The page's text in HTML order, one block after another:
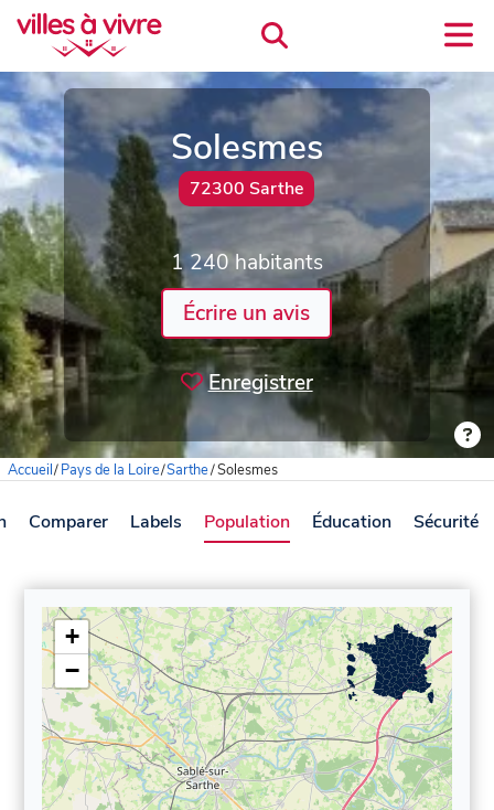
Solesmes
72300 Sarthe
1 240 habitants
Écrire un avis
Enregistrer
Accueil/Pays de la Loire/Sarthe/Solesmes
Comparer Labels Population Éducation Sécurité
+
−